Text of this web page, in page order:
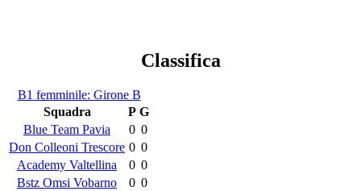
Classifica
B1 femminile: Girone B
Squadra
P G
Blue Team Pavia
0 0
Don Colleoni Trescore 0 0
Academy Valtellina
0 0
Bstz Omsi Vobarno
0 0